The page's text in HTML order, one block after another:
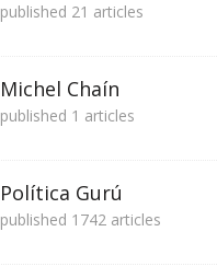
published 21 articles
Michel Chaín
published 1 articles
Política Gurú
published 1742 articles